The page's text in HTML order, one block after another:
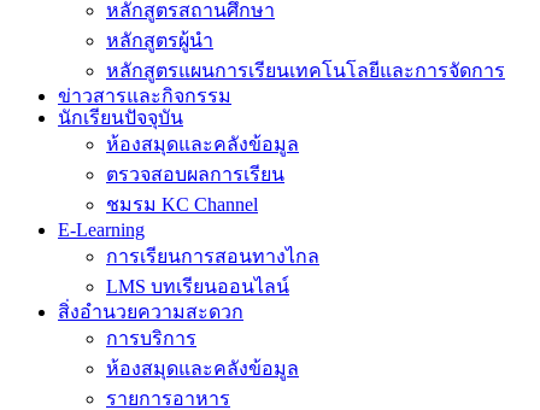
หลักสูตรสถานศึกษา
หลักสูตรผู้นำ
หลักสูตรแผนการเรียนเทคโนโลยีและการจัดการ
ข่าวสารและกิจกรรม
นักเรียนปัจจุบัน
ห้องสมุดและคลังข้อมูล
ตรวจสอบผลการเรียน
ชมรม KC Channel
E-Learning
การเรียนการสอนทางไกล
LMS บทเรียนออนไลน์
สิ่งอำนวยความสะดวก
การบริการ
ห้องสมุดและคลังข้อมูล
รายการอาหาร